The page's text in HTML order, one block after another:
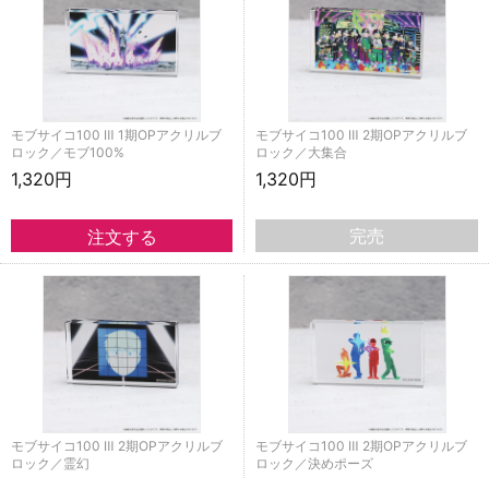
モブサイコ100 Ⅲ 1期OPアクリルブ
ロック／モブ100%
1,320円
モブサイコ100 Ⅲ 2期OPアクリルブ
ロック／大集合
1,320円
完売
モブサイコ100 Ⅲ 2期OPアクリルブ
ロック／霊幻
モブサイコ100 Ⅲ 2期OPアクリルブ
ロック／決めポーズ